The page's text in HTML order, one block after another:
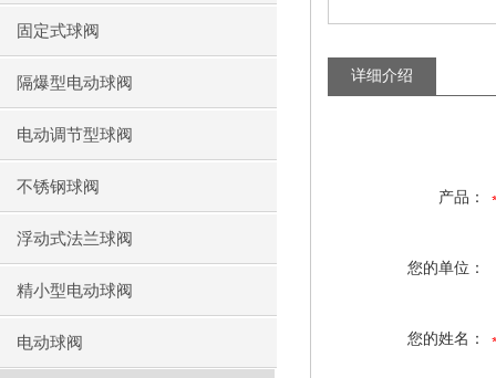
固定式球阀
隔爆型电动球阀
电动调节型球阀
不锈钢球阀
浮动式法兰球阀
精小型电动球阀
电动球阀
详细介绍
产品：
您的单位：
您的姓名：